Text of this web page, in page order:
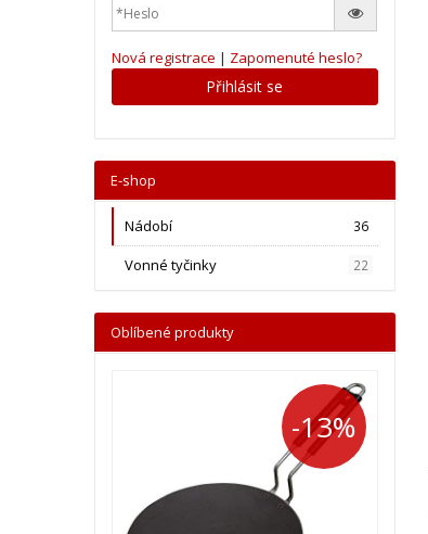
Nová registrace | Zapomenuté heslo?
Přihlásit se
E-shop
Nádobí 36
Vonné tyčinky 22
Oblíbené produkty
-13%